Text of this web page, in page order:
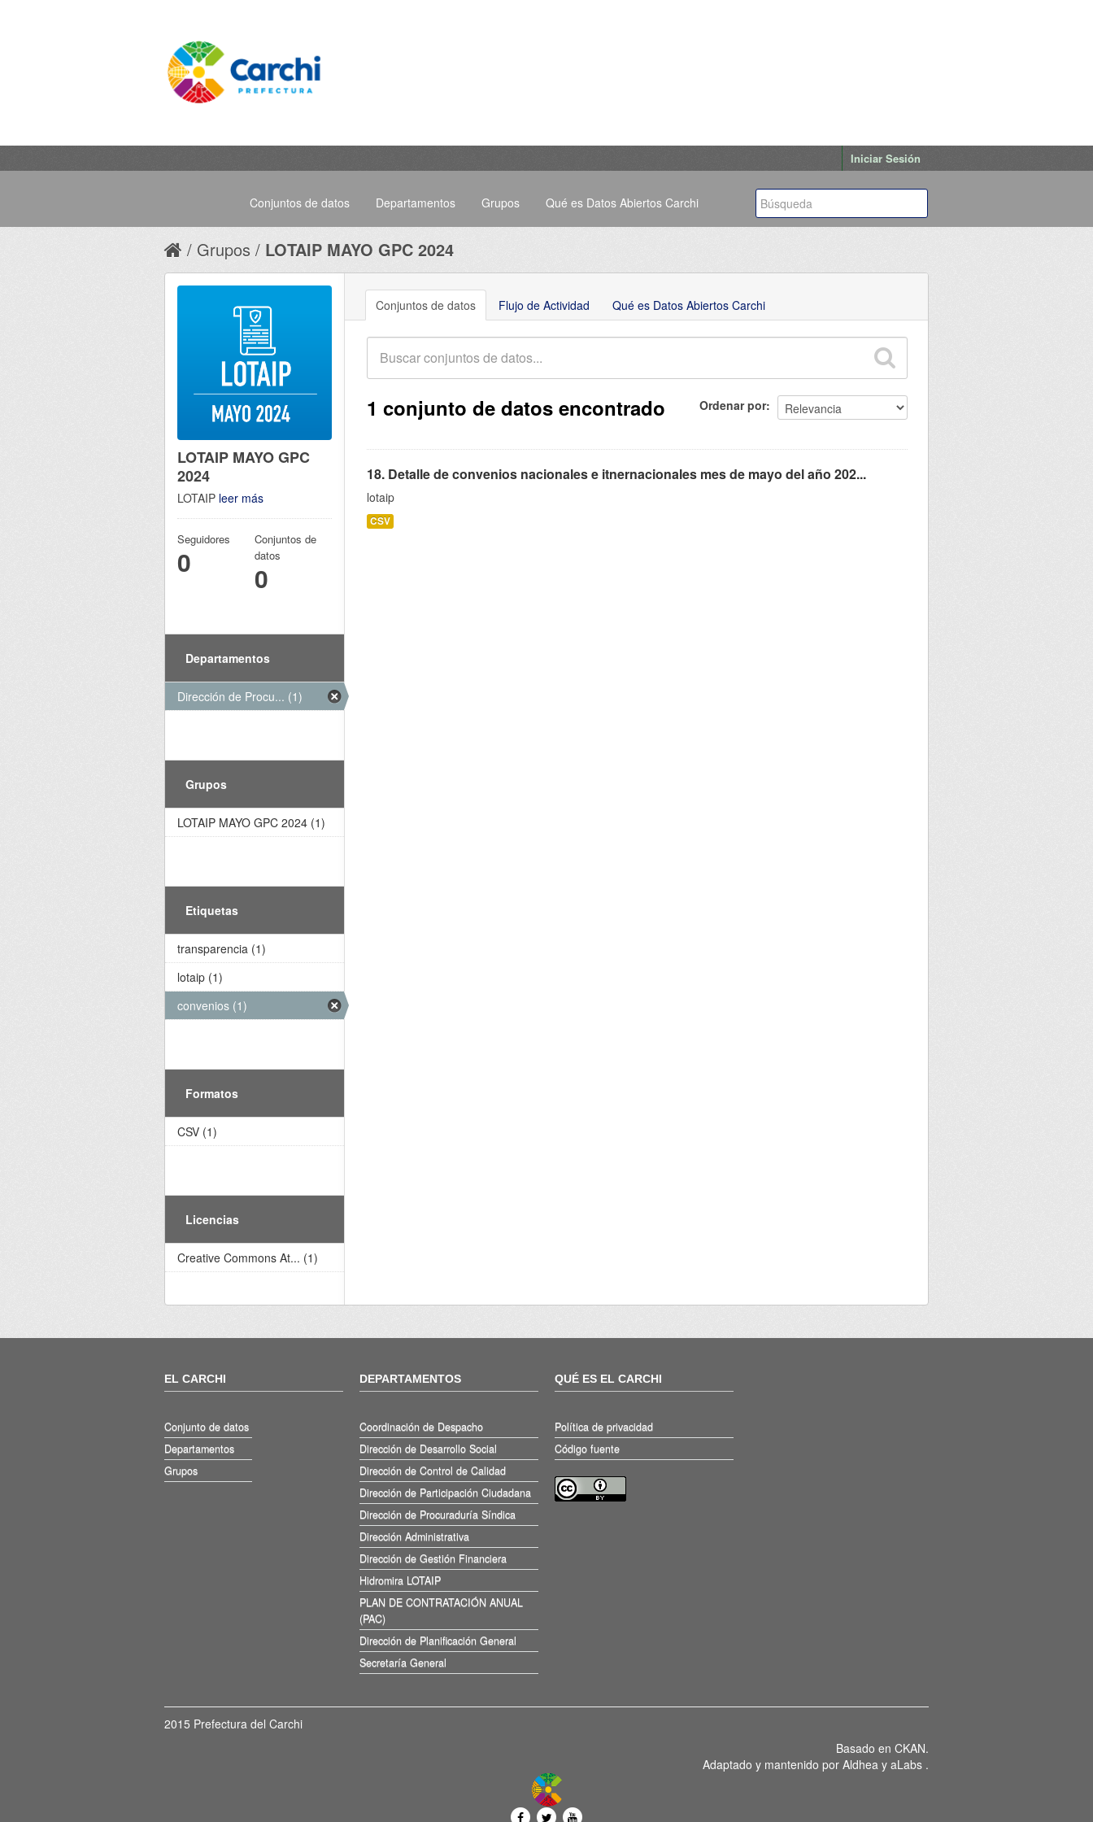
Iniciar Sesión
Conjuntos de datos Departamentos Grupos Qué es Datos Abiertos Carchi
Grupos LOTAIP MAYO GPC 2024
Conjuntos de datos Flujo de Actividad Qué es Datos Abiertos Carchi
Ordenar por
1 conjunto de datos encontrado
18. Detalle de convenios nacionales e itnernacionales mes de mayo del año 202...
lotaip
CSV
LOTAIP MAYO GPC
2024
LOTAIP leer más
Seguidores
0
Conjuntos de
datos
0
Departamentos
Dirección de Procu... (1)
Grupos
LOTAIP MAYO GPC 2024 (1)
Etiquetas
transparencia (1)
lotaip (1)
convenios (1)
Formatos
CSV (1)
Licencias
Creative Commons At... (1)
EL CARCHI
Conjunto de datos
Departamentos
Grupos
DEPARTAMENTOS
Coordinación de Despacho
Dirección de Desarrollo Social
Dirección de Control de Calidad
Dirección de Participación Ciudadana
Dirección de Procuraduría Síndica
Dirección Administrativa
Dirección de Gestión Financiera
Hidromira LOTAIP
PLAN DE CONTRATACIÓN ANUAL
(PAC)
Dirección de Planificación General
Secretaría General
QUÉ ES EL CARCHI
Política de privacidad
Código fuente
2015 Prefectura del Carchi
Basado en CKAN.
Adaptado y mantenido por Aldhea y aLabs .